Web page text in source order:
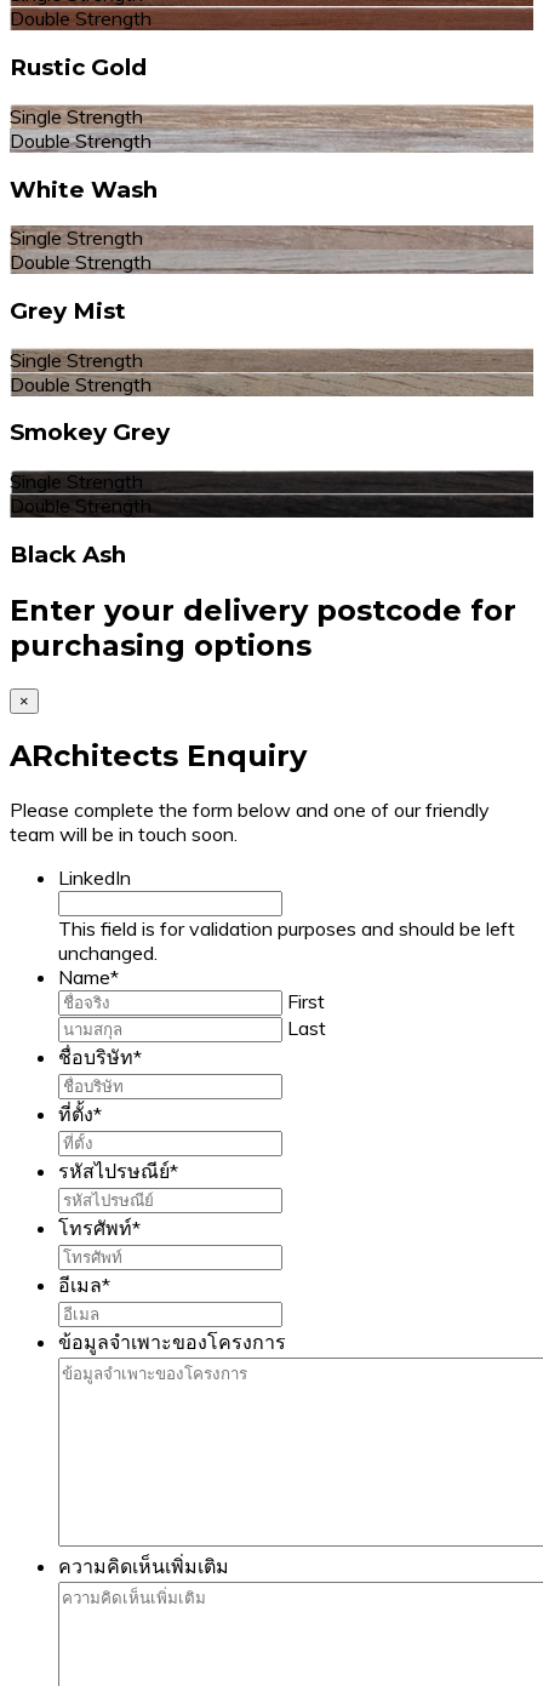
Double Strength
Rustic Gold
Single Strength
Double Strength
White Wash
Single Strength
Double Strength
Grey Mist
Single Strength
Double Strength
Smokey Grey
Single Strength
Double Strength
Black Ash
Enter your delivery postcode for
purchasing options
×
ARchitects Enquiry
Please complete the form below and one of our friendly
team will be in touch soon.
LinkedIn
This field is for validation purposes and should be left
unchanged.
Name*
First
Last
ชื่อบริษัท*
ที่ตั้ง*
รหัสไปรษณีย์*
โทรศัพท์*
อีเมล*
ข้อมูลจำเพาะของโครงการ
ความคิดเห็นเพิ่มเติม